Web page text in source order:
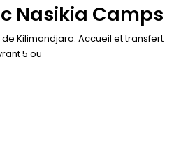
Nasikia Camps
de Kilimandjaro. Accueil et transfert
5 ou